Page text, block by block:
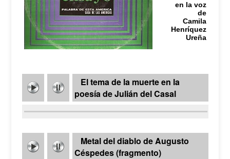
en la voz
de
Camila
Henríquez
Ureña
El tema de la muerte en la
poesía de Julián del Casal
Metal del diablo de Augusto
Céspedes (fragmento)